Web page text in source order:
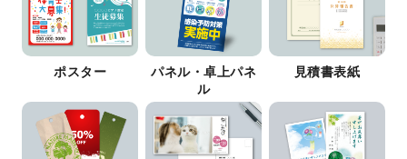
ポスター
パネル・卓上パネ
ル
見積書表紙